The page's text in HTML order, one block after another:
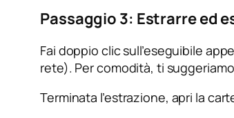
Passaggio 3: Estrarre ed
Fai doppio clic sull’eseguibile
rete). Per comodità, ti
Terminata l’estrazione, apri la